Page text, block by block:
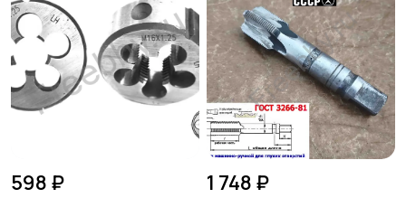
598 ₽ 1 748 ₽